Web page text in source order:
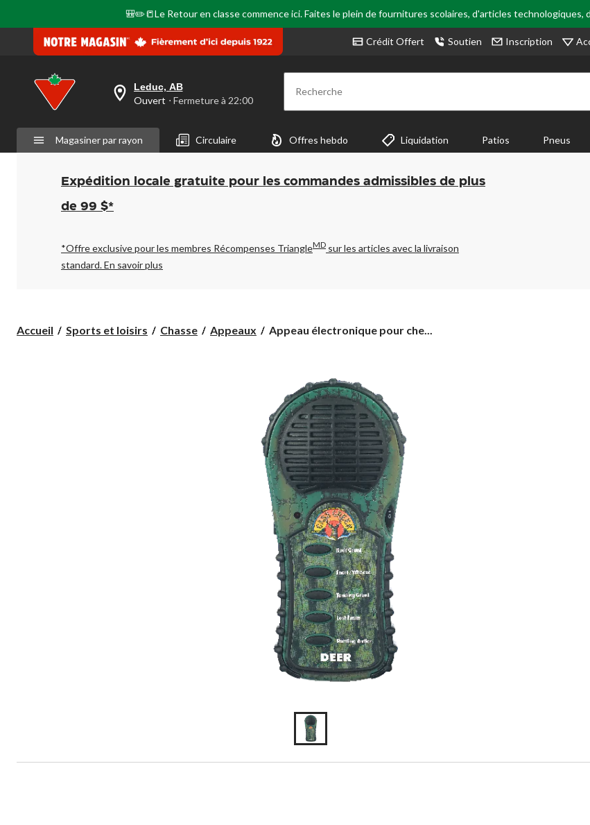
🎒✏️📒Le Retour en classe commence ici. Faites le plein de fournitures scolaires, d'articles technologiques,
Crédit Offert Soutien Inscription
votre
est
Leduc,
AB,
Ouvert,
Fermeture
à
pour
changer
Leduc, AB
Ouvert ⋅ Fermeture à 22:00 Recherche
Magasiner par rayon Circulaire Offres hebdo Liquidation Patios Pneus
Expédition locale gratuite pour les commandes admissibles de plus
de 99 $*
*Offre exclusive pour les membres Récompenses TriangleMD sur les articles avec la livraison
standard.En savoir plus
Accueil Sports et loisirs Chasse Appeaux
Appeau
Creek
Appeau électronique pour che...